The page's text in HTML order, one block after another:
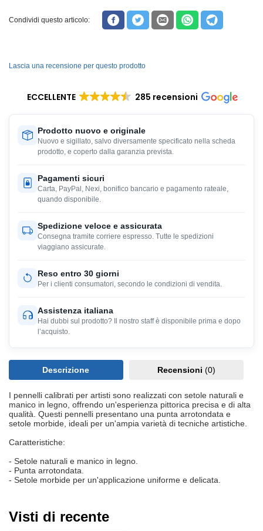
Condividi questo articolo:
Lascia una recensione per questo prodotto
ECCELLENTE 285 recensioni
Prodotto nuovo e originale
Nuovo e sigillato, salvo diversamente specificato nella scheda
prodotto, e coperto dalla garanzia prevista.
Pagamenti sicuri
Carta, PayPal, Nexi, bonifico bancario e pagamento rateale,
quando disponibile.
Spedizione veloce e assicurata
Consegna tramite corriere espresso. Tutte le spedizioni
viaggiano assicurate.
Reso entro 30 giorni
Per i clienti consumatori, secondo le condizioni di vendita.
Assistenza italiana
Hai dubbi sul prodotto? Il nostro staff è disponibile prima e dopo
l’acquisto.
Descrizione Recensioni (0)
I pennelli calibrati per artisti sono realizzati con setole naturali e
manico in legno, offrendo un'esperienza pittorica precisa e di alta
qualità. Questi pennelli presentano una punta arrotondata e
setole morbide, ideali per un'ampia varietà di tecniche artistiche.
Caratteristiche:
- Setole naturali e manico in legno.
- Punta arrotondata.
- Setole morbide per un'applicazione uniforme e delicata.
Visti di recente